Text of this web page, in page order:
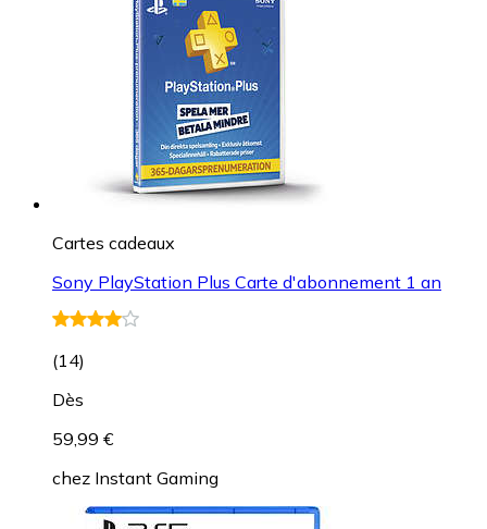
Cartes cadeaux
Sony PlayStation Plus Carte d'abonnement 1 an
(14)
Dès
59,99 €
chez Instant Gaming